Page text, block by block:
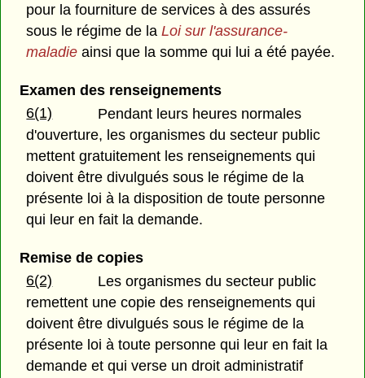
pour la fourniture de services à des assurés
sous le régime de laLoi sur l'assurance-
maladie ainsi que la somme qui lui a été payée.
Examen des renseignements
6(1)
Pendant leurs heures normales
d'ouverture, les organismes du secteur public
mettent gratuitement les renseignements qui
doivent être divulgués sous le régime de la
présente loi à la disposition de toute personne
qui leur en fait la demande.
Remise de copies
6(2)
Les organismes du secteur public
remettent une copie des renseignements qui
doivent être divulgués sous le régime de la
présente loi à toute personne qui leur en fait la
demande et qui verse un droit administratif